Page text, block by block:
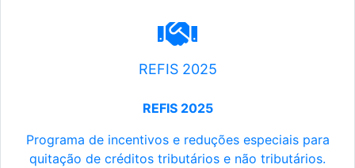
REFIS 2025
REFIS 2025
Programa de incentivos e reduções especiais para
quitação de créditos tributários e não tributários.